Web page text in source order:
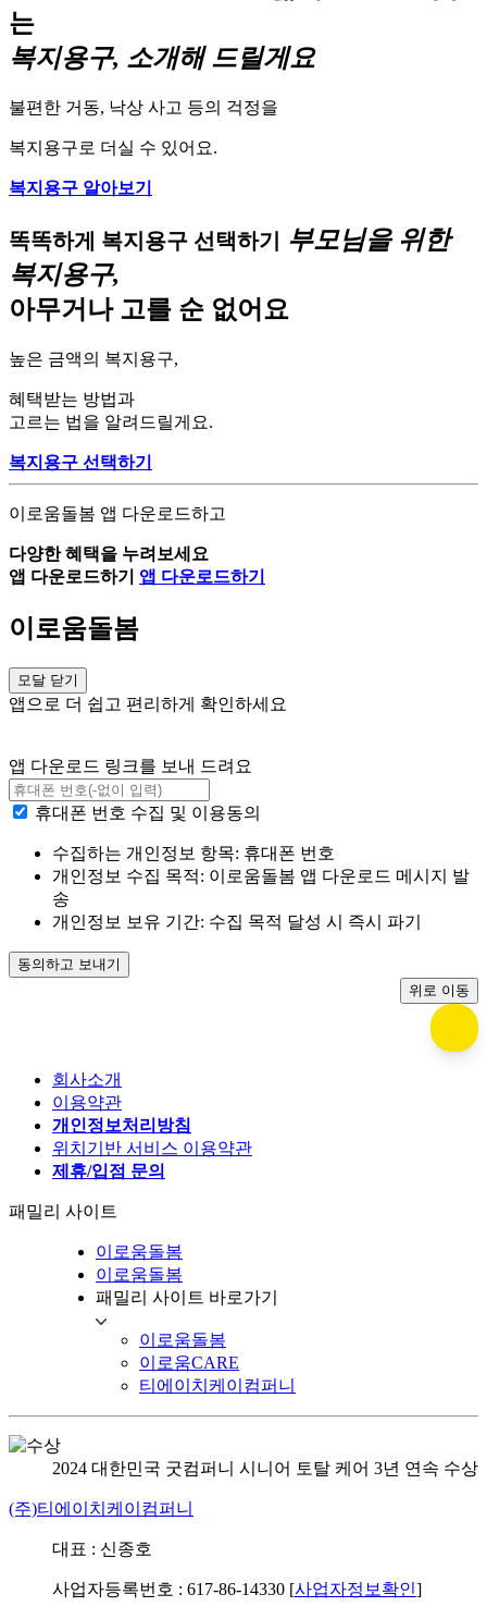
는
복지용구, 소개해 드릴게요
불편한 거동, 낙상 사고 등의 걱정을
복지용구로 더실 수 있어요.
복지용구 알아보기
똑똑하게 복지용구 선택하기
부모님을 위한
복지용구,
아무거나 고를 순 없어요
높은 금액의 복지용구,
혜택받는 방법과
고르는 법을 알려드릴게요.
복지용구 선택하기
이로움돌봄 앱 다운로드하고
다양한 혜택을 누려보세요
앱 다운로드하기
앱 다운로드하기
이로움돌봄
모달 닫기
앱으로 더 쉽고 편리하게 확인하세요
앱 다운로드 링크를 보내 드려요
휴대폰 번호 수집 및 이용동의
수집하는 개인정보 항목: 휴대폰 번호
개인정보 수집 목적: 이로움돌봄 앱 다운로드 메시지 발
송
개인정보 보유 기간: 수집 목적 달성 시 즉시 파기
동의하고 보내기
위로 이동
회사소개
이용약관
개인정보처리방침
위치기반 서비스 이용약관
제휴/입점 문의
패밀리 사이트
이로움돌봄
이로움돌봄
패밀리 사이트 바로가기
이로움돌봄
이로움CARE
티에이치케이컴퍼니
2024 대한민국 굿컴퍼니 시니어 토탈 케어 3년 연속 수상
(주)티에이치케이컴퍼니
대표 : 신종호
사업자등록번호 : 617-86-14330 [사업자정보확인]